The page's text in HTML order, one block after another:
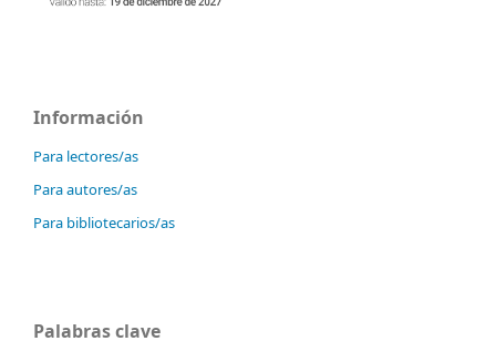
Información
Para lectores/as
Para autores/as
Para bibliotecarios/as
Palabras clave